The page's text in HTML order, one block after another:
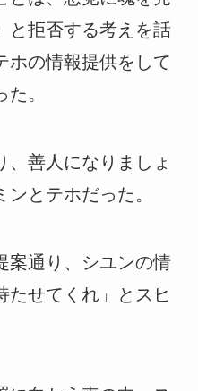
と拒否する考えを話
ホの情報提供をして
。
、善人になりましょ
とテホだった。
案通り、シユンの情
たせてくれ」とスヒ